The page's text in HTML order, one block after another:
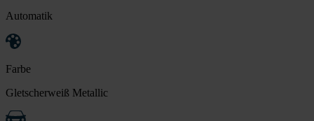
Automatik
Farbe
Gletscherweiß Metallic